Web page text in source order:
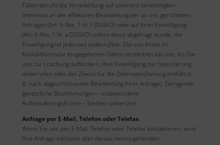
Fällen beruht die Verarbeitung auf unserem berechtigten
Interesse an der effektiven Bearbeitung der an uns gerichteten
Anfragen (Art. 6 Abs. 1 lit. f DSGVO) oder auf Ihrer Einwilligung
(Art. 6 Abs. 1 lit. a DSGVO) sofern diese abgefragt wurde; die
Einwilligung ist jederzeit widerrufbar. Die von Ihnen im
Kontaktformular eingegebenen Daten verbleiben bei uns, bis Sie
uns zur Löschung auffordern, Ihre Einwilligung zur Speicherung
widerrufen oder der Zweck für die Datenspeicherung entfällt (z.
B. nach abgeschlossener Bearbeitung Ihrer Anfrage). Zwingende
gesetzliche Bestimmungen – insbesondere
Aufbewahrungsfristen – bleiben unberührt.
Anfrage per E-Mail, Telefon oder Telefax
Wenn Sie uns per E-Mail, Telefon oder Telefax kontaktieren, wird
Ihre Anfrage inklusive aller daraus hervorgehenden